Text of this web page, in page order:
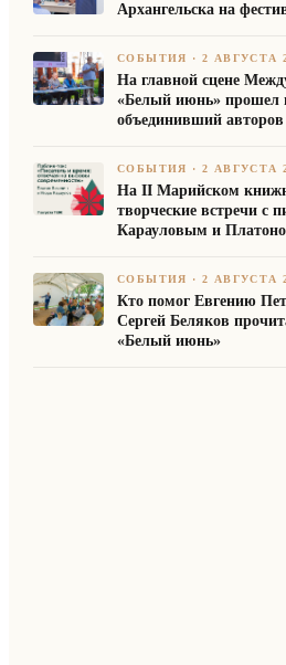
Архангельска на
СОБЫТИЯ ·2 АВГУСТА
На главной сцене
«Белый июнь» прошел
объединивший
СОБЫТИЯ ·2 АВГУСТА
На II Марийском
творческие встречи с
Карауловым и
СОБЫТИЯ ·2 АВГУСТА
Кто помог Евгению
Сергей Беляков
«Белый июнь»